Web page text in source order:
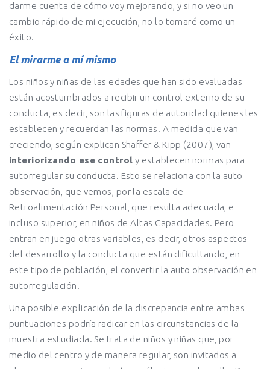
darme cuenta de cómo voy mejorando, y si no veo un
cambio rápido de mi ejecución, no lo tomaré como un
éxito.
El mirarme a mí mismo
Los niños y niñas de las edades que han sido evaluadas
están acostumbrados a recibir un control externo de su
conducta, es decir, son las figuras de autoridad quienes les
establecen y recuerdan las normas. A medida que van
creciendo, según explican Shaffer & Kipp (2007), van
interiorizando ese control y establecen normas para
autorregular su conducta. Esto se relaciona con la auto
observación, que vemos, por la escala de
Retroalimentación Personal, que resulta adecuada, e
incluso superior, en niños de Altas Capacidades. Pero
entran en juego otras variables, es decir, otros aspectos
del desarrollo y la conducta que están dificultando, en
este tipo de población, el convertir la auto observación en
autorregulación.
Una posible explicación de la discrepancia entre ambas
puntuaciones podría radicar en las circunstancias de la
muestra estudiada. Se trata de niños y niñas que, por
medio del centro y de manera regular, son invitados a